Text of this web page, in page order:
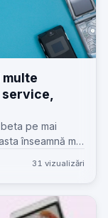
multe
pe mai
înseamnă mai
31 vizualizări